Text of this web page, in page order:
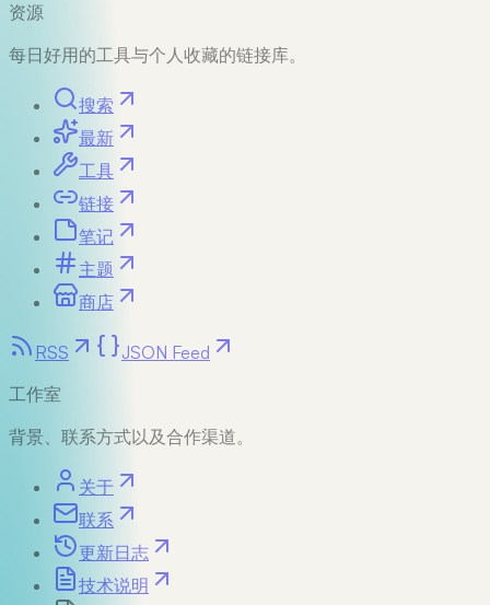
资源
每日好用的工具与个人收藏的链接库。
搜索
最新
工具
链接
笔记
主题
商店
RSS
JSON Feed
工作室
背景、联系方式以及合作渠道。
关于
联系
更新日志
技术说明